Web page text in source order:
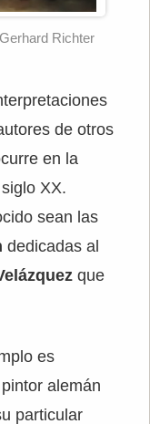
Richter
de otros
en la
XX.
sean las
dedicadas al
que
es
alemán
particular